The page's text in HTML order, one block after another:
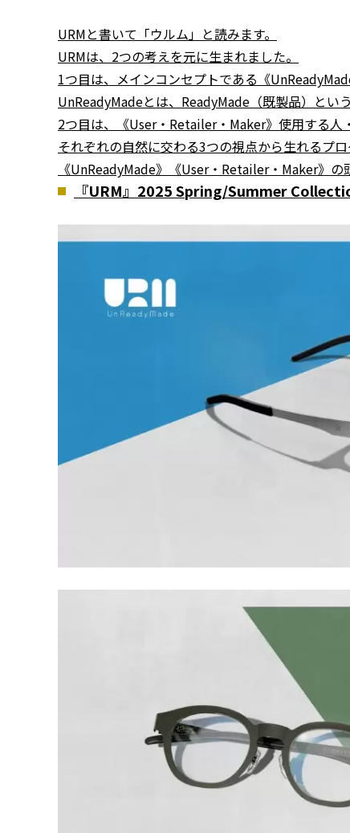
URMと書いて「ウルム」と読みます。
URMは、2つの考えを元に生まれました。
1つ目は、メインコンセプトである《
UnReadyMadeとは、ReadyMade（既製品）とい
2つ目は、《User・Retailer・Maker》使用する人
それぞれの自然に交わる3つの視点から生れるプロ
《UnReadyMade》《User・Retailer・Maker》の
『URM』2025 Spring/Summer